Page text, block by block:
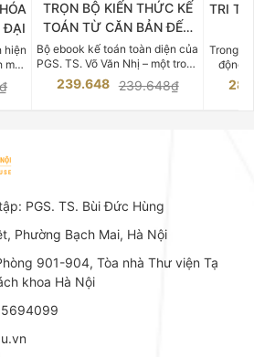
ĐẠI
hiện
môi
sĩ
TRỌN BỘ KIẾN THỨC KẾ
TOÁN TỪ CĂN BẢN ĐẾN
CHUYÊN SÂU
Bộ ebook kế toán toàn diện của
PGS. TS. Võ Văn Nhị – một trong
những chuyên gia hàng đầu,
giàu kinh nghiệm trong lĩnh vực
239.648 239.648₫
TRI
Trong
động
việc
tế và
lý. Các
PGS. TS. Bùi Đức Hùng
Phường Bạch Mai, Hà Nội
901-904, Tòa nhà Thư viện Tạ
khoa Hà Nội